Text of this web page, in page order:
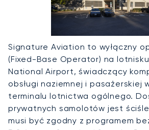
Signature Aviation to wyłączny
(Fixed-Base Operator) na
National Airport, świadczący
obsługi naziemnej i pasażerskiej
terminalu lotnictwa ogólnego.
prywatnych samolotów jest
musi być zgodny z programem